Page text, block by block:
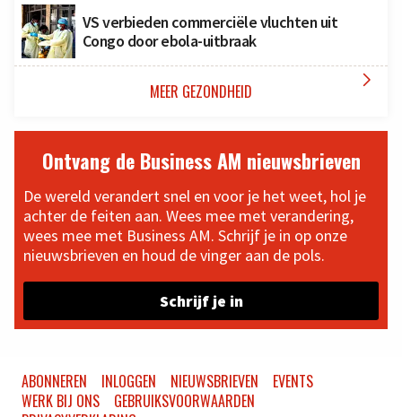
VS verbieden commerciële vluchten uit
Congo door ebola-uitbraak
MEER GEZONDHEID 
Ontvang de Business AM nieuwsbrieven
De wereld verandert snel en voor je het weet, hol je
achter de feiten aan. Wees mee met verandering,
wees mee met Business AM. Schrijf je in op onze
nieuwsbrieven en houd de vinger aan de pols.
Schrijf je in
ABONNEREN INLOGGEN NIEUWSBRIEVEN
EVENTS
WERK BIJ ONS
GEBRUIKSVOORWAARDEN